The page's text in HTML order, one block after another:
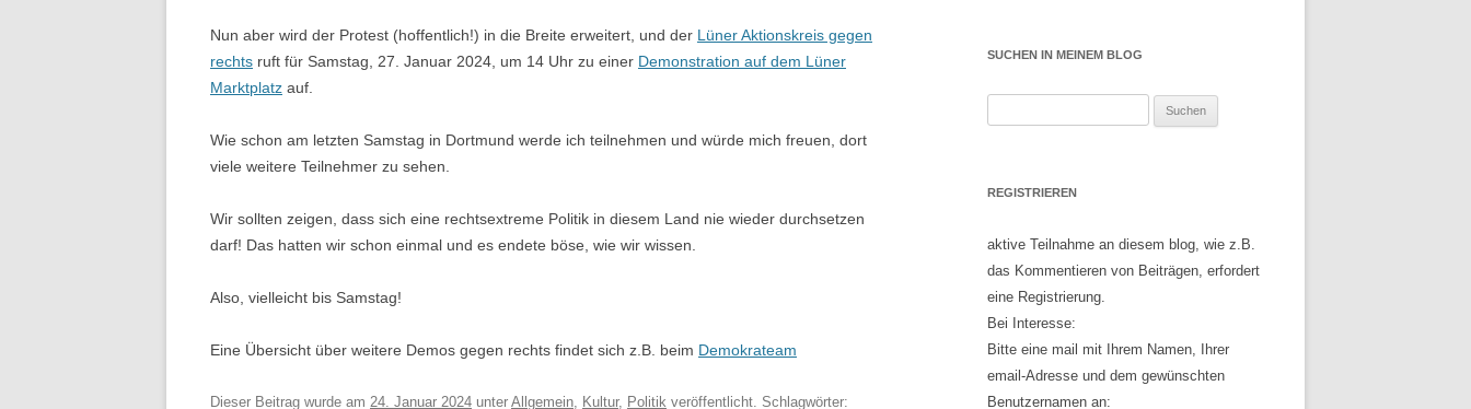
Nun aber wird der Protest (hoffentlich!) in die Breite erweitert, und der Lüner Aktionskreis gegen
rechts ruft für Samstag, 27. Januar 2024, um 14 Uhr zu einer Demonstration auf dem Lüner
Marktplatz auf.
Wie schon am letzten Samstag in Dortmund werde ich teilnehmen und würde mich freuen, dort
viele weitere Teilnehmer zu sehen.
Wir sollten zeigen, dass sich eine rechtsextreme Politik in diesem Land nie wieder durchsetzen
darf! Das hatten wir schon einmal und es endete böse, wie wir wissen.
Also, vielleicht bis Samstag!
Eine Übersicht über weitere Demos gegen rechts findet sich z.B. beim Demokrateam
Dieser Beitrag wurde am 24. Januar 2024 unter Allgemein, Kultur, Politik veröffentlicht. Schlagwörter:
SUCHEN IN MEINEM BLOG
REGISTRIEREN
aktive Teilnahme an diesem blog, wie z.B.
das Kommentieren von Beiträgen, erfordert
eine Registrierung.
Bei Interesse:
Bitte eine mail mit Ihrem Namen, Ihrer
email-Adresse und dem gewünschten
Benutzernamen an: